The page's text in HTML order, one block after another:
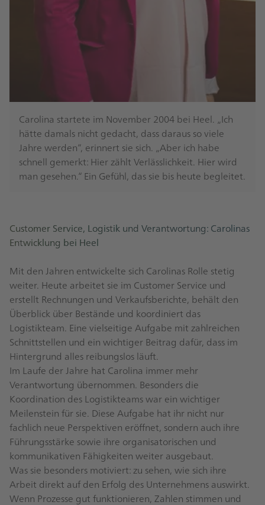
Carolina startete im November 2004 bei Heel. „Ich
hätte damals nicht gedacht, dass daraus so viele
Jahre werden“, erinnert sie sich. „Aber ich habe
schnell gemerkt: Hier zählt Verlässlichkeit. Hier wird
man gesehen.“ Ein Gefühl, das sie bis heute begleitet.
Customer Service, Logistik und Verantwortung: Carolinas
Entwicklung bei Heel
Mit den Jahren entwickelte sich Carolinas Rolle stetig
weiter. Heute arbeitet sie im Customer Service und
erstellt Rechnungen und Verkaufsberichte, behält den
Überblick über Bestände und koordiniert das
Logistikteam. Eine vielseitige Aufgabe mit zahlreichen
Schnittstellen und ein wichtiger Beitrag dafür, dass im
Hintergrund alles reibungslos läuft.
Im Laufe der Jahre hat Carolina immer mehr
Verantwortung übernommen. Besonders die
Koordination des Logistikteams war ein wichtiger
Meilenstein für sie. Diese Aufgabe hat ihr nicht nur
fachlich neue Perspektiven eröffnet, sondern auch ihre
Führungsstärke sowie ihre organisatorischen und
kommunikativen Fähigkeiten weiter ausgebaut.
Was sie besonders motiviert: zu sehen, wie sich ihre
Arbeit direkt auf den Erfolg des Unternehmens auswirkt.
Wenn Prozesse gut funktionieren, Zahlen stimmen und